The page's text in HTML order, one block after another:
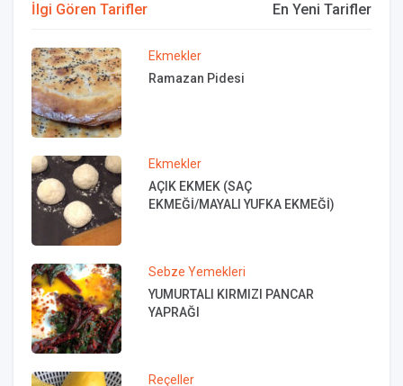
İlgi Gören Tarifler En Yeni Tarifler
Ekmekler
Ramazan Pidesi
Ekmekler
AÇIK EKMEK (SAÇ
EKMEĞİ/MAYALI YUFKA EKMEĞİ)
Sebze Yemekleri
YUMURTALI KIRMIZI PANCAR
YAPRAĞI
Reçeller